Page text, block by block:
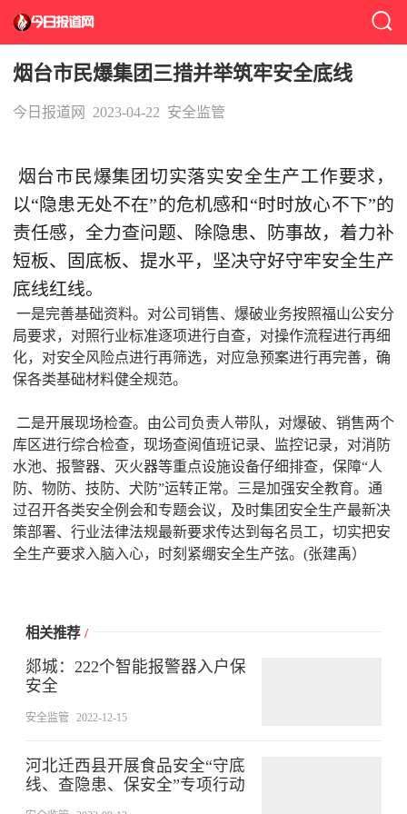
烟台市民爆集团三措并举筑牢安全底线
今日报道网 2023-04-22 安全监管
烟台市民爆集团切实落实安全生产工作要求，
以“隐患无处不在”的危机感和“时时放心不下”的
责任感，全力查问题、除隐患、防事故，着力补
短板、固底板、提水平，坚决守好守牢安全生产
底线红线。
一是完善基础资料。对公司销售、爆破业务按照福山公安分
局要求，对照行业标准逐项进行自查，对操作流程进行再细
化，对安全风险点进行再筛选，对应急预案进行再完善，确
保各类基础材料健全规范。
二是开展现场检查。由公司负责人带队，对爆破、销售两个
库区进行综合检查，现场查阅值班记录、监控记录，对消防
水池、报警器、灭火器等重点设施设备仔细排查，保障“人
防、物防、技防、犬防”运转正常。三是加强安全教育。通
过召开各类安全例会和专题会议，及时集团安全生产最新决
策部署、行业法律法规最新要求传达到每名员工，切实把安
全生产要求入脑入心，时刻紧绷安全生产弦。(张建禹）
相关推荐 /
郯城：222个智能报警器入户保
安全
安全监管 2022-12-15
河北迁西县开展食品安全“守底
线、查隐患、保安全”专项行动